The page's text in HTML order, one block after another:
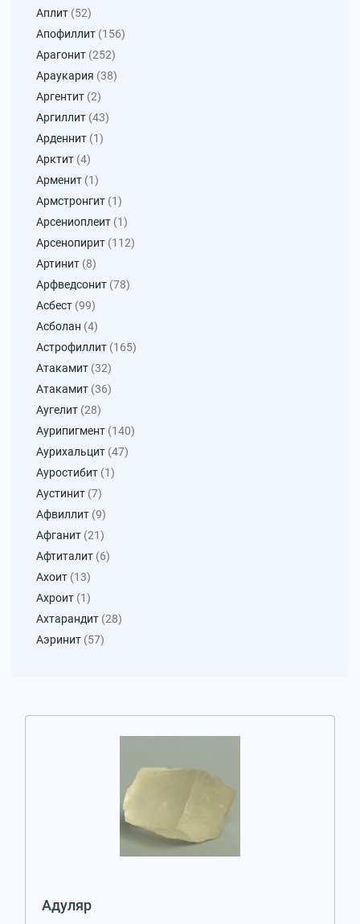
Аплит (52)
Апофиллит (156)
Арагонит (252)
Араукария (38)
Аргентит (2)
Аргиллит (43)
Арденнит (1)
Арктит (4)
Арменит (1)
Армстронгит (1)
Арсениоплеит (1)
Арсенопирит (112)
Артинит (8)
Арфведсонит (78)
Асбест (99)
Асболан (4)
Астрофиллит (165)
Атакамит (32)
Атакамит (36)
Аугелит (28)
Аурипигмент (140)
Аурихальцит (47)
Ауростибит (1)
Аустинит (7)
Афвиллит (9)
Афганит (21)
Афтиталит (6)
Ахоит (13)
Ахроит (1)
Ахтарандит (28)
Аэринит (57)
Адуляр